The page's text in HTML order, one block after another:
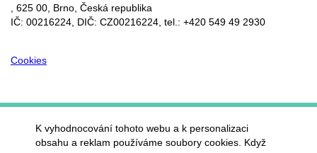
, 625 00, Brno, Česká republika
IČ: 00216224, DIČ: CZ00216224, tel.: +420 549 49 2930
Cookies
K vyhodnocování tohoto webu a k personalizaci
obsahu a reklam používáme soubory cookies. Když